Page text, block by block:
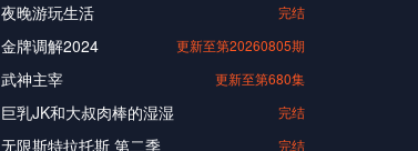
夜晚游玩生活 完结
金牌调解2024 更新至第20260805期
武神主宰 更新至第680集
巨乳JK和大叔肉棒的湿湿 完结
无限斯特拉托斯 第二季 完结